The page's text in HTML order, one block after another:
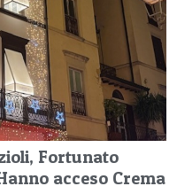
Fortunato
acceso Crema